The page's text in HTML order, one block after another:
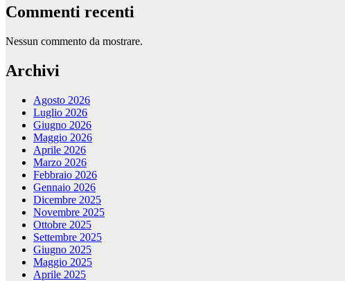
Commenti recenti
Nessun commento da mostrare.
Archivi
Agosto 2026
Luglio 2026
Giugno 2026
Maggio 2026
Aprile 2026
Marzo 2026
Febbraio 2026
Gennaio 2026
Dicembre 2025
Novembre 2025
Ottobre 2025
Settembre 2025
Giugno 2025
Maggio 2025
Aprile 2025